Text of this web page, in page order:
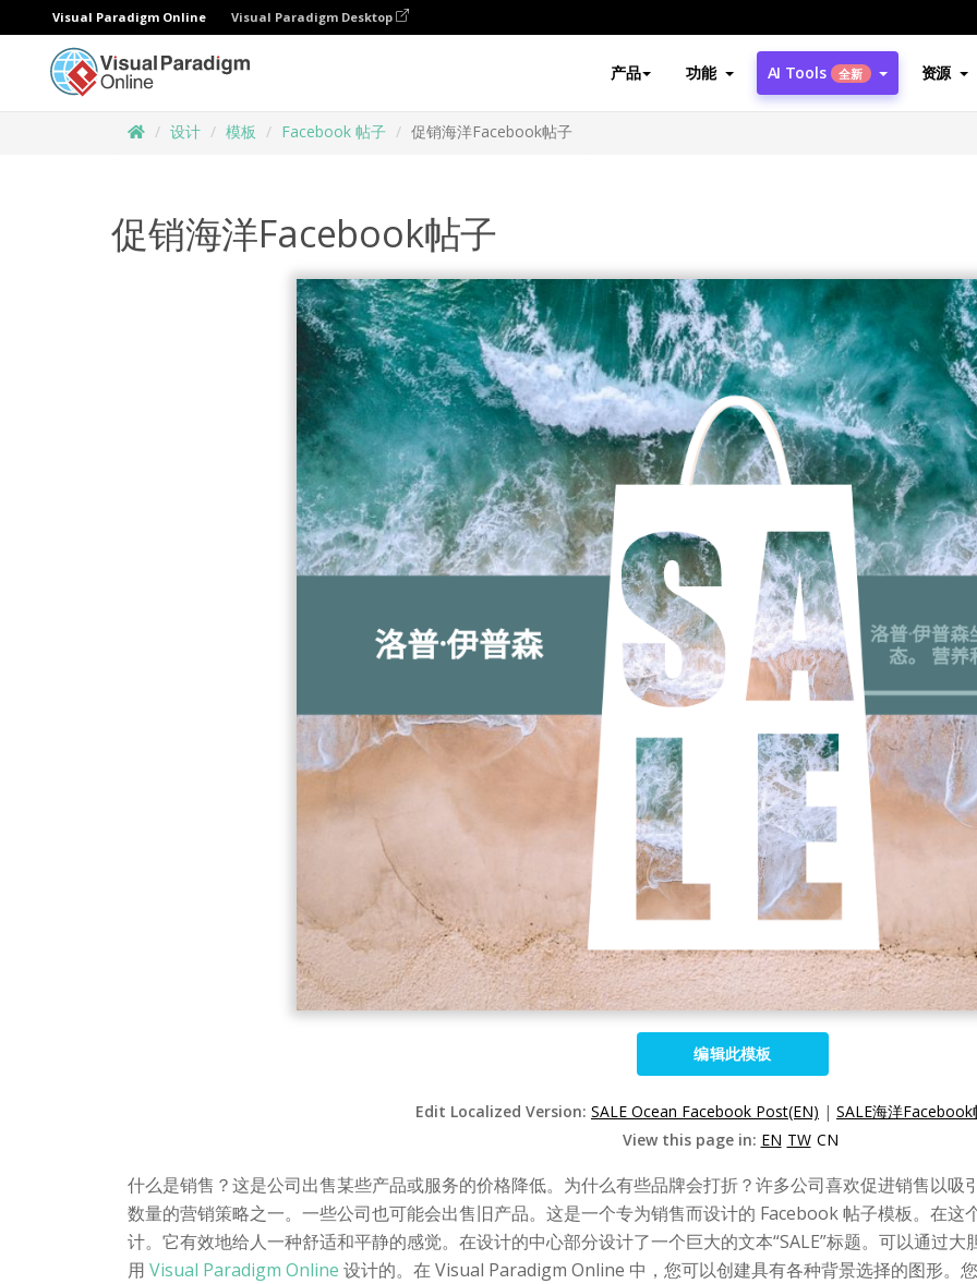
Visual Paradigm Online Visual Paradigm Desktop
产品 功能 AI Tools 全新 资源
设计 模板 Facebook 帖子 促销海洋Facebook帖子
促销海洋Facebook帖子
编辑此模板
Edit Localized Version: SALE Ocean Facebook Post(EN) | SALE海洋
View this page in: EN TW CN
什么是销售？这是公司出售某些产品或服务的价格降低。为什么有些品牌会打折？许多公司喜欢促进销售以
数量的营销策略之一。一些公司也可能会出售旧产品。这是一个专为销售而设计的 Facebook 帖子模板。在
计。它有效地给人一种舒适和平静的感觉。在设计的中心部分设计了一个巨大的文本“SALE”标题。可以通过
用 Visual Paradigm Online 设计的。在 Visual Paradigm Online 中，您可以创建具有各种背景选择的图形。